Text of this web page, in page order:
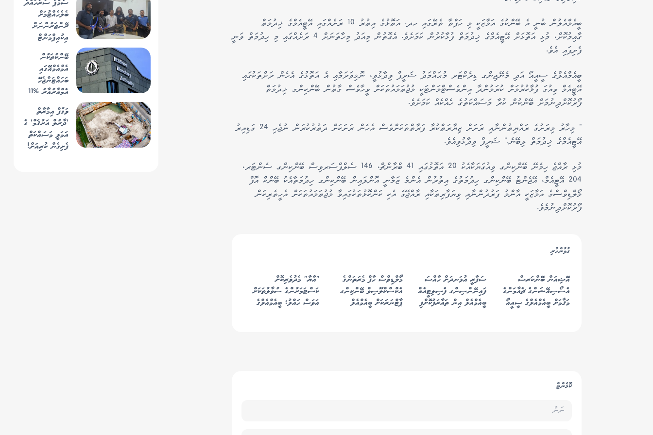
ބީއެމްއެލުން ބުނީ އެ ބޭންކުގެ އަމާޒަކީ މި ހަފްތާ ތެރޭގައި ހދ. އަތޮޅުގެ އިތުރު 10 ރަށެއްގައި އޭޓީއެމްގެ ޚިދުމަތް
ގާއިމުކޮށް، މުޅި އަތޮޅަށް އޭޓީއެމްގެ ޚިދުމަތް ފުޅާކުރުން ކަމަށެވެ. އެގޮތުން މިއަދު މިހާތަނަށް 4 ރަށެއްގައި މި ހިދުމަތް ވަނީ
ފެށިފައި އެވެ.
ބީއެމްއެލްގެ ސީއީއޯ އަދި މެނޭޖިންގ ޑިރެކްޓަރ މުޙައްމަދު ޝަރީފް ވިދާޅުވީ، ނޮޅިވަރަމާއި އެ އަތޮޅުގެ އެހެން ރަށްތަކުގައި
އޭޓީއެމް ވިއުގަ ފުޅާކުރުމަށް ކުރަމުންދާ އިންވެސްޓްމަންޓަކީ މުޖުތަމައުތަކަށް ވީހާވެސް ގާތުން ބޭންކިންގ ޚިދުމަތް
ފޯރުކޮށްދިނުމަށް ބޭންކުން ކުރާ މަސައްކަތުގެ ހެއްކެއް ކަމަށެވެ.
" މިހާރު މިރަށުގެ ރައްޔިތުންނާއި ރަށަށް ޒިޔާރަތްކުރާ ފަރާތްތަކަށްވެސް އެހެން ރަށަކަށް ދަތުރުކުރަން ނުޖެހި 24 ގަޑިއިރު
އޭޓީއެމްގެ ޚިދުމަތް ލިބޭނެ." ޝަރީފް ވިދާޅުވިއެވެ.
މުޅި ރާއްޖެ ހިމެނޭ ބޭންކިންގ ވިއުގަޔަކާއެކު 20 އަތޮޅުގައި 41 ބްރާންޗް، 146 ސެލްފްސަރވިސް ބޭންކިންގ ސެންޓަރ،
204 އޭޓީއެމް، އޭޖެންޓު ބޭންކިންގ ހިދުމަތުގެ އިތުރުން އެންމެ ޒަމާނީ އޮންލައިން ބޭންކިންގ ހިދުމަތާއެކު ބޭންކް އޮފް
މޯލްޑިވްސްގެ އަމާޒަކީ އާންމު ފަރުދުންނާއި ވިޔަފާރިތަކާއި ރާއްޖޭގެ އެކި ކަންކޮޅުތަކުގައިވާ މުޖުތަމައުތަކަށް އެހީތެރިކަން
ފޯރުކޮށްދިނުމެވެ.
ކޮމެންޓް
ގުޅުންހުރި
އޭޝިއަން ބޭންކަރސް
އެސޯސިއޭޝަންގެ ޗެއާމަންގެ
މަޤާމަށް ބީއެމްއެލްގެ ސީއީއޯ
ސަފާރީ އުޅަނދަށް ހާއްސަ
ފައިނޭންސިންގ ފެސިލިޓީއެއް
ބީއެމްއެލް އިން ތައާރަފުކޮށްފި
މޯލްޑިވްސް ހާފް މެރަތަންގެ
އެކްސްކްލޫސިވް ބޭންކިންގ
ޕާޓްނަރަކަށް ބީއެމްއެލް
"އާޔާ" މެދުވެރިކޮށް
ކަސްޓަމަރުންގެ ސުވާލުތަކަށް
އަވަސް ހައްލު؛ ބީއެމްއެލްގެ
ސަމްޕާ ސަރަހައްދު
ބެލެހެއްޓުމަށް
ރޭންޖަރުންނަށް
އިކުއިޕްމަންޓް
ދޭން ފަށައިފި
ބޭންކުތަކުން
އެމްއެމްއޭގައި
ބަހައްޓަންޖެހޭ
އެމްއާރުއާރު %11
އަންނަ އަހަރު
%13 އަށް
ބޮޑުކުރަނީ
ވަޤުފް އިމާރާތް
'ދާރުލް އަރުޤަމް' ގެ
އަމަލީ މަސައްކަތް
ފެށިގެން ކުރިއަށް!